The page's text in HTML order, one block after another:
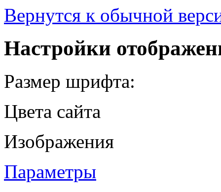
Вернутся к обычной
Настройки
Размер шрифта:
Цвета сайта
Изображения
Параметры